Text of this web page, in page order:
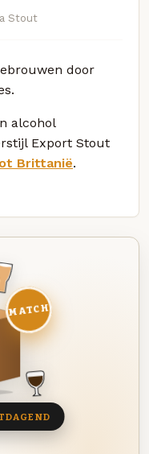
Stout
door
alcohol
Export Stout
Brittanië.
MATCH